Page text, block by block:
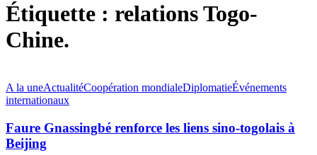
Étiquette : relations Togo-
Chine.
A la uneActualitéCoopération mondialeDiplomatieÉvénements
internationaux
Faure Gnassingbé renforce les liens sino-togolais à
Beijing